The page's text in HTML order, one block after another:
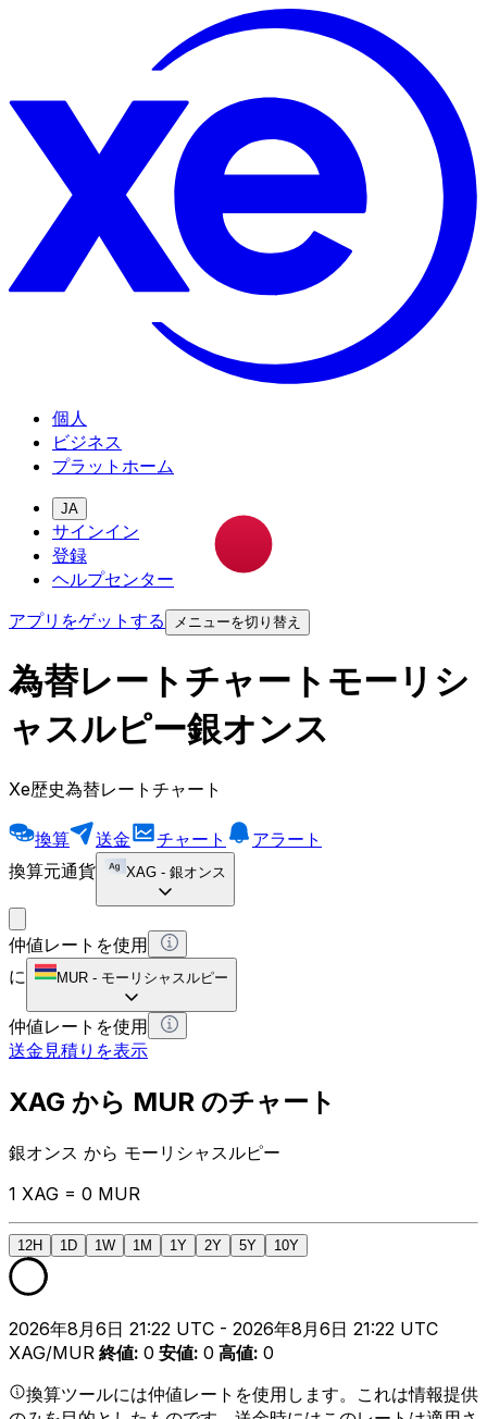
個人
ビジネス
プラットホーム
JA
サインイン
登録
ヘルプセンター
アプリをゲットする
メニューを切り替え
為替レートチャートモーリシ
ャスルピー銀オンス
Xe歴史為替レートチャート
換算 送金 チャート
アラート
換算元通貨
XAG - 銀オンス
仲値レートを使用
に
MUR - モーリシャスルピー
仲値レートを使用
送金見積りを表示
XAG から MUR のチャート
銀オンス から モーリシャスルピー
1 XAG = 0 MUR
12H 1D 1W 1M 1Y 2Y 5Y 10Y
2026年8月6日 21:22 UTC - 2026年8月6日 21:22 UTC
XAG/MUR 終値: 0 安値: 0 高値: 0
換算ツールには仲値レートを使用します。これは情報提供